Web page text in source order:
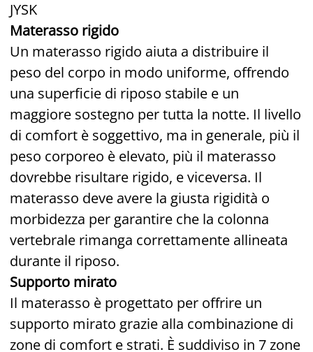
JYSK
Materasso rigido
Un materasso rigido aiuta a distribuire il
peso del corpo in modo uniforme, offrendo
una superficie di riposo stabile e un
maggiore sostegno per tutta la notte. Il livello
di comfort è soggettivo, ma in generale, più il
peso corporeo è elevato, più il materasso
dovrebbe risultare rigido, e viceversa. Il
materasso deve avere la giusta rigidità o
morbidezza per garantire che la colonna
vertebrale rimanga correttamente allineata
durante il riposo.
Supporto mirato
Il materasso è progettato per offrire un
supporto mirato grazie alla combinazione di
zone di comfort e strati. È suddiviso in 7 zone